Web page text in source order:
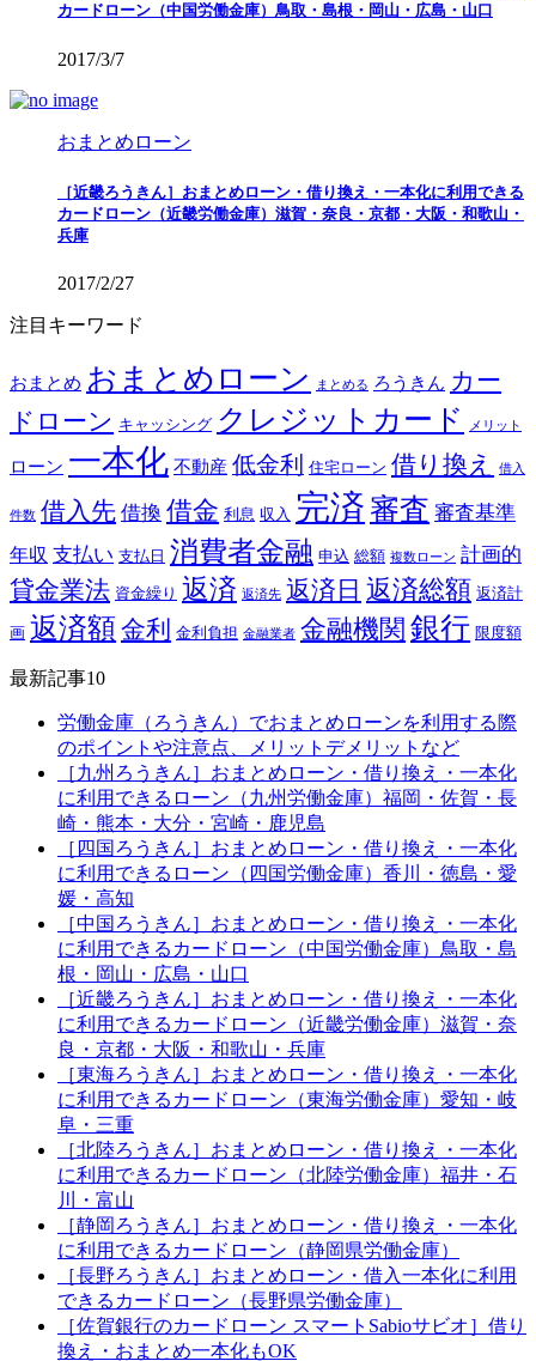
カードローン（中国労働金庫）鳥取・島根・岡山・広島・山口
2017/3/7
おまとめローン
［近畿ろうきん］おまとめローン・借り換え・一本化に利用できる
カードローン（近畿労働金庫）滋賀・奈良・京都・大阪・和歌山・
兵庫
2017/2/27
注目キーワード
おまとめ おまとめローン まとめる ろうきん カー
ドローン キャッシング クレジットカード メリット
ローン 一本化 不動産 低金利 住宅ローン 借り換え 借入
件数 借入先 借換 借金 利息 収入 完済 審査 審査基準
年収 支払い 支払日 消費者金融 申込 総額 複数ローン 計画的
貸金業法 資金繰り 返済 返済先 返済日 返済総額 返済計
画 返済額金利 金利負担 金融業者 金融機関 銀行 限度額
最新記事10
労働金庫（ろうきん）でおまとめローンを利用する際
のポイントや注意点、メリットデメリットなど
［九州ろうきん］おまとめローン・借り換え・一本化
に利用できるローン（九州労働金庫）福岡・佐賀・長
崎・熊本・大分・宮崎・鹿児島
［四国ろうきん］おまとめローン・借り換え・一本化
に利用できるローン（四国労働金庫）香川・徳島・愛
媛・高知
［中国ろうきん］おまとめローン・借り換え・一本化
に利用できるカードローン（中国労働金庫）鳥取・島
根・岡山・広島・山口
［近畿ろうきん］おまとめローン・借り換え・一本化
に利用できるカードローン（近畿労働金庫）滋賀・奈
良・京都・大阪・和歌山・兵庫
［東海ろうきん］おまとめローン・借り換え・一本化
に利用できるカードローン（東海労働金庫）愛知・岐
阜・三重
［北陸ろうきん］おまとめローン・借り換え・一本化
に利用できるカードローン（北陸労働金庫）福井・石
川・富山
［静岡ろうきん］おまとめローン・借り換え・一本化
に利用できるカードローン（静岡県労働金庫）
［長野ろうきん］おまとめローン・借入一本化に利用
できるカードローン（長野県労働金庫）
［佐賀銀行のカードローン スマートSabioサビオ］借り
換え・おまとめ一本化もOK